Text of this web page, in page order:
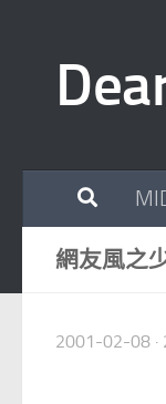
網友風之
2001-02-08